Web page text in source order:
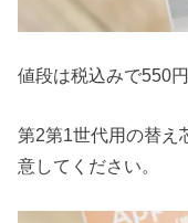
値段は税込みで550円
第2第1世代用の替え
意してください。